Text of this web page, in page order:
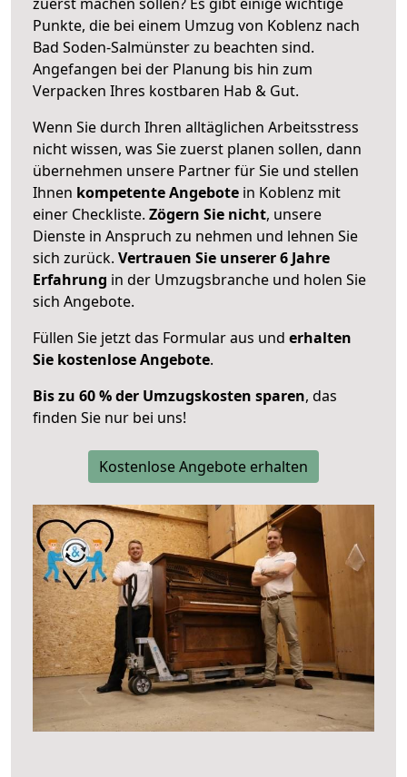
Punkte, die bei einem Umzug von Koblenz nach
Bad Soden-Salmünster zu beachten sind.
Angefangen bei der Planung bis hin zum
Verpacken Ihres kostbaren Hab & Gut.
Wenn Sie durch Ihren alltäglichen Arbeitsstress
nicht wissen, was Sie zuerst planen sollen, dann
übernehmen unsere Partner für Sie und stellen
Ihnen kompetente Angebote in Koblenz mit
einer Checkliste. Zögern Sie nicht, unsere
Dienste in Anspruch zu nehmen und lehnen Sie
sich zurück. Vertrauen Sie unserer 6 Jahre
Erfahrung in der Umzugsbranche und holen Sie
sich Angebote.
Füllen Sie jetzt das Formular aus und erhalten
Sie kostenlose Angebote.
Bis zu 60 % der Umzugskosten sparen, das
finden Sie nur bei uns!
Kostenlose Angebote erhalten